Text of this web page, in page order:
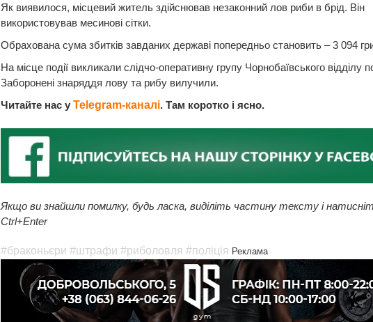
Як виявилося, місцевий житель здійснював незаконний лов риби в брід. Він
використовував месинові сітки.
Обрахована сума збитків завданих державі попередньо становить – 3 094
На місце події викликали слідчо-оперативну групу Чорнобаївського відділу
Заборонені знаряддя лову та рибу вилучили.
Читайте нас у Telegram-каналі. Там коротко і ясно.
Якщо ви знайшли помилку, будь ласка, виділіть частину тексту і
Ctrl+Enter
#браконьєри #штрафи #риболовля #поліція Реклама